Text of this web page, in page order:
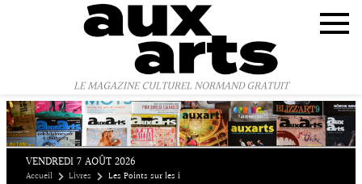
LE MAGAZINE CULTUREL NORMAND GRATUIT
VENDREDI 7 AOÛT 2026
Accueil Livres Les Points sur les i
Panneau de gestion des cookies